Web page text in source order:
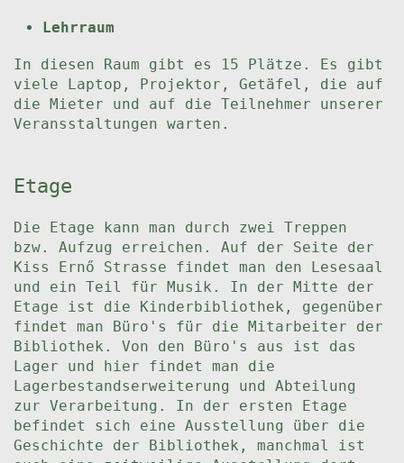
Lehrraum
In diesen Raum gibt es 15 Plätze. Es gibt
viele Laptop, Projektor, Getäfel, die auf
die Mieter und auf die Teilnehmer unserer
Veransstaltungen warten.
Etage
Die Etage kann man durch zwei Treppen
bzw. Aufzug erreichen. Auf der Seite der
Kiss Ernő Strasse findet man den Lesesaal
und ein Teil für Musik. In der Mitte der
Etage ist die Kinderbibliothek, gegenüber
findet man Büro's für die Mitarbeiter der
Bibliothek. Von den Büro's aus ist das
Lager und hier findet man die
Lagerbestandserweiterung und Abteilung
zur Verarbeitung. In der ersten Etage
befindet sich eine Ausstellung über die
Geschichte der Bibliothek, manchmal ist